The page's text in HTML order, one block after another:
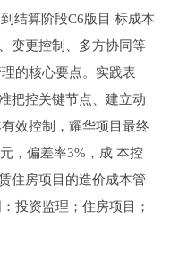
结算阶段C6版目 标成本
变更控制、多方协同等
的核心要点。实践表
把控关键节点、建立动
效控制，耀华项目最终
，偏差率3%，成 本控
住房项目的造价成本管
投资监理；住房项目；